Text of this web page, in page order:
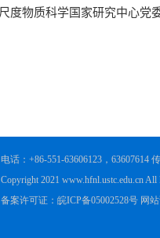
电话：+86-551-63606123，63607614
Copyright 2021 www.hfnl.ustc.edu.cn
备案许可证：皖ICP备05002528号 网